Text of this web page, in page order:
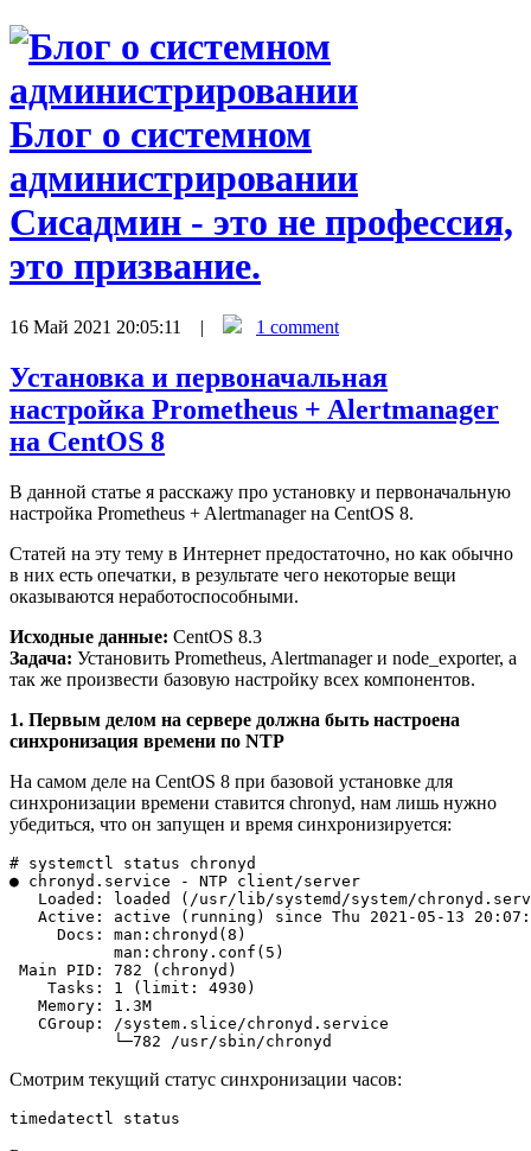
Блог о системном
администрировании
Сисадмин - это не профессия,
это призвание.
16 Май 2021 20:05:11 | 1 comment
Установка и первоначальная
настройка Prometheus + Alertmanager
на CentOS 8
В данной статье я расскажу про установку и первоначальную
настройка Prometheus + Alertmanager на CentOS 8.
Статей на эту тему в Интернет предостаточно, но как обычно
в них есть опечатки, в результате чего некоторые вещи
оказываются неработоспособными.
Исходные данные: CentOS 8.3
Задача: Установить Prometheus, Alertmanager и node_exporter, а
так же произвести базовую настройку всех компонентов.
1. Первым делом на сервере должна быть настроена
синхронизация времени по NTP
На самом деле на CentOS 8 при базовой установке для
синхронизации времени ставится chronyd, нам лишь нужно
убедиться, что он запущен и время синхронизируется:
# systemctl status chronyd
● chronyd.service - NTP client/server
Loaded: loaded (/usr/lib/systemd/system/
Active: active (running) since Thu 2021-05-13
     Docs: man:chronyd(8)
           man:chrony.conf(5)
Main PID: 782 (chronyd)
    Tasks: 1 (limit: 4930)
   Memory: 1.3M
   CGroup: /system.slice/chronyd.service
Смотрим текущий статус синхронизации часов: